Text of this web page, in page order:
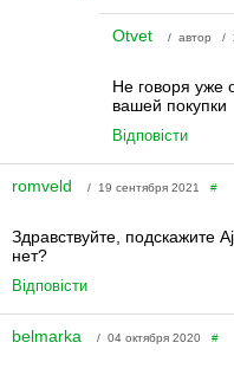
Otvet / автор /
Не говоря уже
вашей покупки
Відповісти
romveld / 19 сентября 2021 #
Здравствуйте, подскажите
нет?
Відповісти
belmarka / 04 октября 2020 #